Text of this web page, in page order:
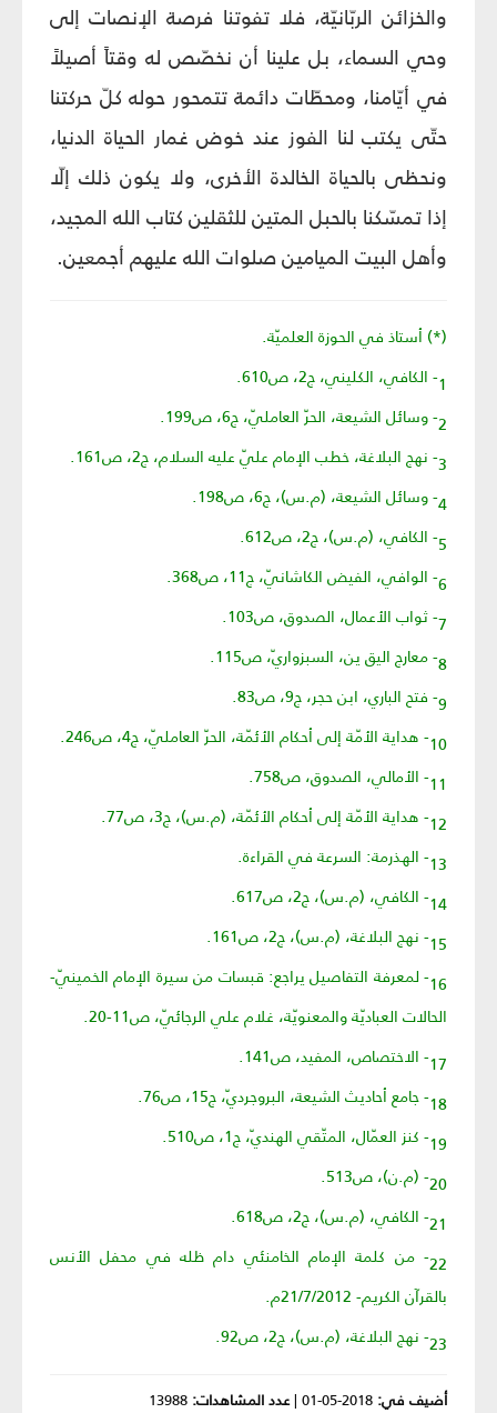
والخزائن الربّانيّة، فلا تفوتنا فرصة الإنصات إلى
وحي السماء، بل علينا أن نخصّص له وقتاً أصيلاً
في أيّامنا، ومحطّات دائمة تتمحور حوله كلّ حركتنا
حتّى يكتب لنا الفوز عند خوض غمار الحياة الدنيا،
ونحظى بالحياة الخالدة الأخرى، ولا يكون ذلك إلّا
إذا تمسّكنا بالحبل المتين للثقلين كتاب الله المجيد،
وأهل البيت الميامين صلوات الله عليهم أجمعين.
(*) أستاذ في الحوزة العلميّة.
1- الكافي، الكليني، ج2، ص610.
2- وسائل الشيعة، الحرّ العامليّ، ج6، ص199.
3- نهج البلاغة، خطب الإمام عليّ عليه السلام، ج2، ص161.
4- وسائل الشيعة، (م.س)، ج6، ص198.
5- الكافي، (م.س)، ج2، ص612.
6- الوافي، الفيض الكاشانيّ، ج11، ص368.
7- ثواب الأعمال، الصدوق، ص103.
8- معارج اليق ين، السبزواريّ، ص115.
9- فتح الباري، ابن حجر، ج9، ص83.
10- هداية الأمّة إلى أحكام الأئمّة، الحرّ العامليّ، ج4، ص246.
11- الأمالي، الصدوق، ص758.
12- هداية الأمّة إلى أحكام الأئمّة، (م.س)، ج3، ص77.
13- الهذرمة: السرعة في القراءة.
14- الكافي، (م.س)، ج2، ص617.
15- نهج البلاغة، (م.س)، ج2، ص161.
16- لمعرفة التفاصيل يراجع: قبسات من سيرة الإمام الخمينيّ-
الحالات العباديّة والمعنويّة، غلام علي الرجائيّ، ص11-20.
17- الاختصاص، المفيد، ص141.
18- جامع أحاديث الشيعة، البروجرديّ، ج15، ص76.
19- كنز العمّال، المتّقي الهنديّ، ج1، ص510.
20- (م.ن)، ص513.
21- الكافي، (م.س)، ج2، ص618.
22- من كلمة الإمام الخامنئي دام ظله في محفل الأنس
بالقرآن الكريم- 21/7/2012م.
23- نهج البلاغة، (م.س)، ج2، ص92.
أضيف في: 2018-05-01
|عدد المشاهدات: 13988